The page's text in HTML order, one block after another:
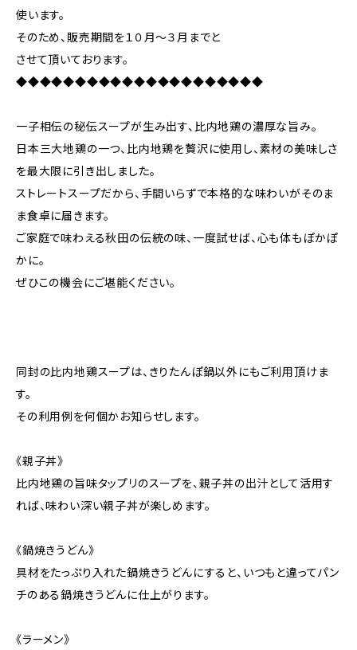
使います。
そのため、販売期間を１０月～３月までと
させて頂いております。
◆◆◆◆◆◆◆◆◆◆◆◆◆◆◆◆◆◆◆◆◆
一子相伝の秘伝スープが生み出す、比内地鶏の濃厚な旨み。
日本三大地鶏の一つ、比内地鶏を贅沢に使用し、素材の美味しさ
を最大限に引き出しました。
ストレートスープだから、手間いらずで本格的な味わいがそのま
ま食卓に届きます。
ご家庭で味わえる秋田の伝統の味、一度試せば、心も体もぽかぽ
かに。
ぜひこの機会にご堪能ください。
同封の比内地鶏スープは、きりたんぽ鍋以外にもご利用頂けま
す。
その利用例を何個かお知らせします。
《親子丼》
比内地鶏の旨味タップリのスープを、親子丼の出汁として活用す
れば、味わい深い親子丼が楽しめます。
《鍋焼きうどん》
具材をたっぷり入れた鍋焼きうどんにすると、いつもと違ってパン
チのある鍋焼きうどんに仕上がります。
《ラーメン》